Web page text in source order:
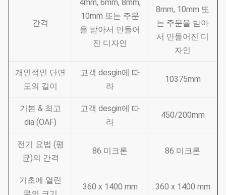
간격
4mm, 6mm, 8mm,
10mm 또는 주문
을 받아서 만들어
진 디자인
8mm, 10mm 또
는 주문을 받아
서 만들어진 디
자인
개인적인 단면
도의 길이
고객 desgin에 따
라
10375mm
기본 & 최고
dia (OAF)
고객 desgin에 따
라
450/200mm
전기 요법 (평
균)의 간격
86 미크론 86 미크론
기초에 열린
360 x 1400 mm 360 x 1400 mm